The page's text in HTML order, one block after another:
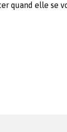
quand elle se